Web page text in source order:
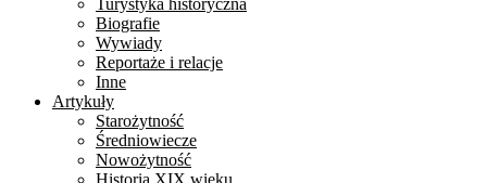
Turystyka historyczna
Biografie
Wywiady
Reportaże i relacje
Inne
Artykuły
Starożytność
Średniowiecze
Nowożytność